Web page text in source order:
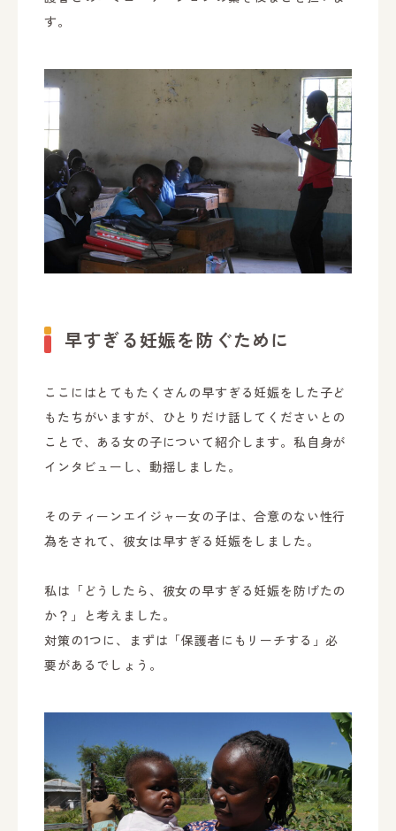
す。
早すぎる妊娠を防ぐために
ここにはとてもたくさんの早すぎる妊娠をした子ど
もたちがいますが、ひとりだけ話してくださいとの
ことで、ある女の子について紹介します。私自身が
インタビューし、動揺しました。
そのティーンエイジャー女の子は、合意のない性行
為をされて、彼女は早すぎる妊娠をしました。
私は「どうしたら、彼女の早すぎる妊娠を防げたの
か？」と考えました。
対策の1つに、まずは「保護者にもリーチする」必
要があるでしょう。